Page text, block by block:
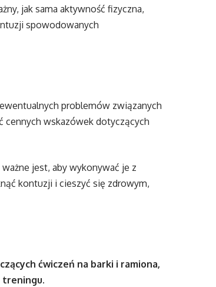
jak sama aktywność fizyczna,
spowodowanych
problemów związanych
cennych wskazówek dotyczących
jest, aby wykonywać je z
kontuzji i cieszyć się zdrowym,
ćwiczeń na barki i ramiona,
treningu.